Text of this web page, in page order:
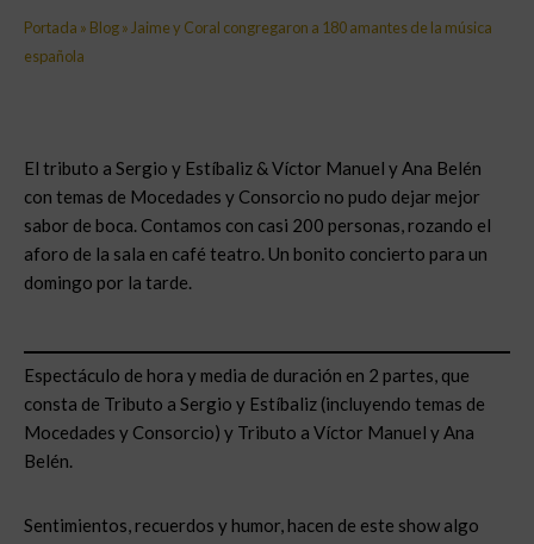
Portada » Blog» Jaime y Coral congregaron a 180 amantes de la música
española
El tributo a Sergio y Estíbaliz & Víctor Manuel y Ana Belén
con temas de Mocedades y Consorcio no pudo dejar mejor
sabor de boca. Contamos con casi 200 personas, rozando el
aforo de la sala en café teatro. Un bonito concierto para un
domingo por la tarde.
Espectáculo de hora y media de duración en 2 partes, que
consta de Tributo a Sergio y Estíbaliz (incluyendo temas de
Mocedades y Consorcio) y Tributo a Víctor Manuel y Ana
Belén.
Sentimientos, recuerdos y humor, hacen de este show algo